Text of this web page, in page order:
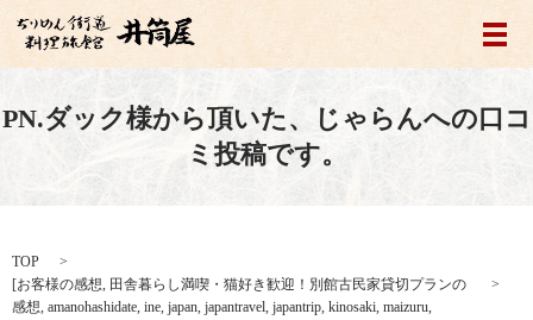
メ
PN.ダック様から頂いた、じゃらんへの口コ
ミ投稿です。
TOP
[お客様の感想, 田舎暮らし満喫・猫好き歓迎！別館古民家貸切プランの
感想, amanohashidate, ine, japan, japantravel, japantrip, kinosaki, maizuru,